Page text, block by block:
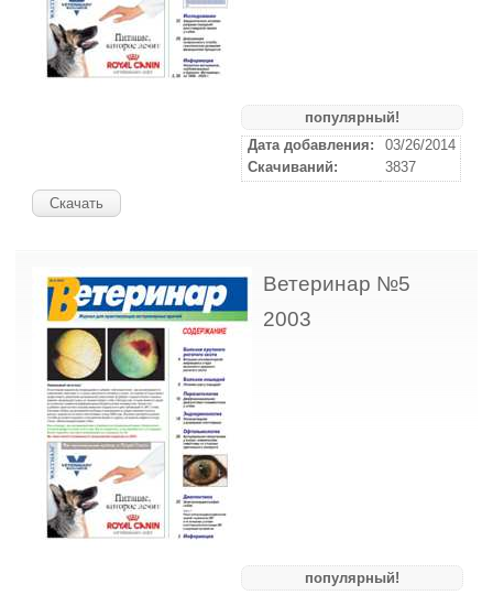
популярный!
Дата добавления:
03/26/2014
Скачиваний:
3837
Скачать
Ветеринар №5
2003
популярный!